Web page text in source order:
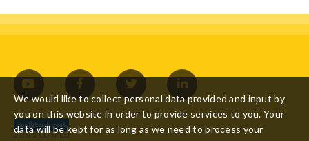
We would like to collect personal data provided and input by
you on this website in order to provide services to you. Your
data will be kept for as long as we need to process your